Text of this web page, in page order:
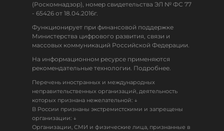
(Роскомнадзор), номер свидетельства ЭЛ № ФС 77
- 65426 от 18.04.2016г.
Функционирует при финансовой поддержке
Министерства цифрового развития, связи и
массовых коммуникаций Российской Федерации.
На информационном ресурсе применяются
рекомендательные технологии. Подробнее.
Перечень иностранных и международных
неправительственных организаций, деятельность
которых признана нежелательной: ↓
В России признаны экстремистскими и запрещены
организации: ↓
Организации, СМИ и физические лица, признанные в